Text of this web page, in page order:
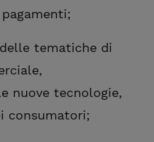
tematiche di
nuove tecnologie,
consumatori;